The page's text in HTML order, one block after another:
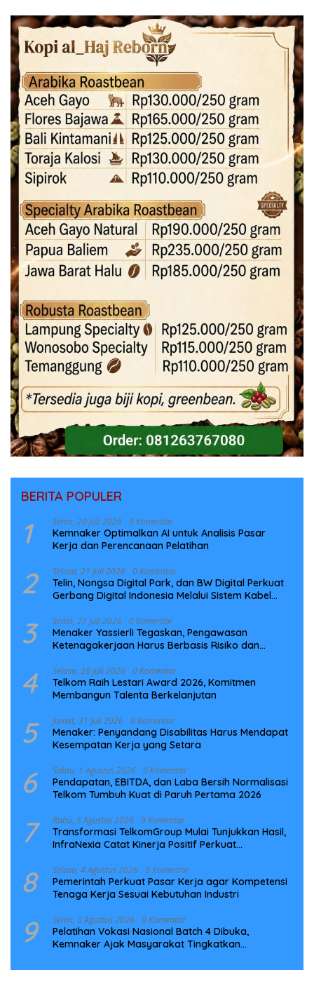
BERITA POPULER
1 Senin, 20 Juli 2026 0 Komentar
Kemnaker Optimalkan AI untuk Analisis Pasar
Kerja dan Perencanaan Pelatihan
2 Selasa, 21 Juli 2026 0 Komentar
Telin, Nongsa Digital Park, dan BW Digital Perkuat
Gerbang Digital Indonesia Melalui Sistem Kabel
3 Senin, 27 Juli 2026 0 Komentar
Menaker Yassierli Tegaskan, Pengawasan
Ketenagakerjaan Harus Berbasis Risiko dan
4 Selasa, 28 Juli 2026 0 Komentar
Telkom Raih Lestari Award 2026, Komitmen
Membangun Talenta Berkelanjutan
5 Jumat, 31 Juli 2026 0 Komentar
Menaker: Penyandang Disabilitas Harus Mendapat
Kesempatan Kerja yang Setara
6 Sabtu, 1 Agustus 2026 0 Komentar
Pendapatan, EBITDA, dan Laba Bersih Normalisasi
Telkom Tumbuh Kuat di Paruh Pertama 2026
7 Rabu, 5 Agustus 2026 0 Komentar
Transformasi TelkomGroup Mulai Tunjukkan Hasil,
InfraNexia Catat Kinerja Positif Perkuat
8 Selasa, 4 Agustus 2026 0 Komentar
Pemerintah Perkuat Pasar Kerja agar Kompetensi
Tenaga Kerja Sesuai Kebutuhan Industri
9 Senin, 3 Agustus 2026 0 Komentar
Pelatihan Vokasi Nasional Batch 4 Dibuka,
Kemnaker Ajak Masyarakat Tingkatkan